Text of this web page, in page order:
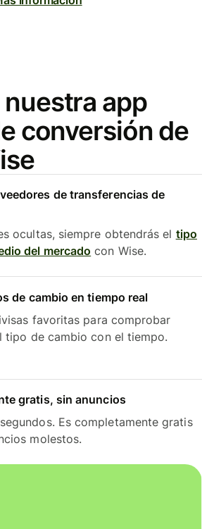
app
conversión de
de transferencias de
ocultas, siempre obtendrás el tipo
del mercado con Wise.
de cambio en tiempo real
favoritas para comprobar
tipo de cambio con el tiempo.
gratis, sin anuncios
Es completamente gratis
molestos.